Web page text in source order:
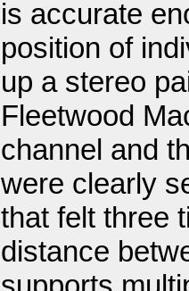
is accurate
position of
up a stereo
Fleetwood
channel and
were clearly
that felt three
distance